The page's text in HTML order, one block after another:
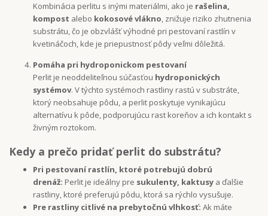
Kombinácia perlitu s inými materiálmi, ako je rašelina,
kompost alebo kokosové vlákno, znižuje riziko zhutnenia
substrátu, čo je obzvlášť výhodné pri pestovaní rastlín v
kvetináčoch, kde je priepustnosť pôdy veľmi dôležitá.
Pomáha pri hydroponickom pestovaní
Perlit je neoddeliteľnou súčasťou hydroponických
systémov. V týchto systémoch rastliny rastú v substráte,
ktorý neobsahuje pôdu, a perlit poskytuje vynikajúcu
alternatívu k pôde, podporujúcu rast koreňov a ich kontakt s
živným roztokom.
Kedy a prečo pridať perlit do substrátu?
Pri pestovaní rastlín, ktoré potrebujú dobrú
drenáž: Perlit je ideálny pre sukulenty, kaktusy a ďalšie
rastliny, ktoré preferujú pôdu, ktorá sa rýchlo vysušuje.
Pre rastliny citlivé na prebytočnú vlhkosť: Ak máte